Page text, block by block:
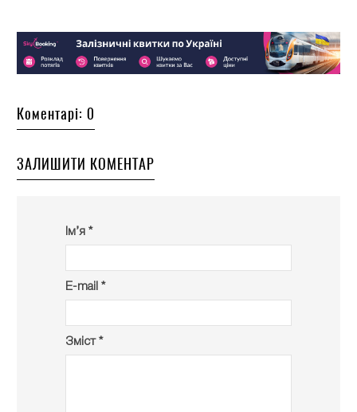
Коментарі: 0
ЗАЛИШИТИ КОМЕНТАР
Ім’я *
E-mail *
Зміст *